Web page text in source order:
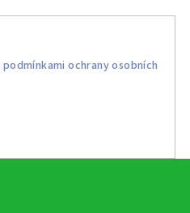
podmínkami ochrany osobních